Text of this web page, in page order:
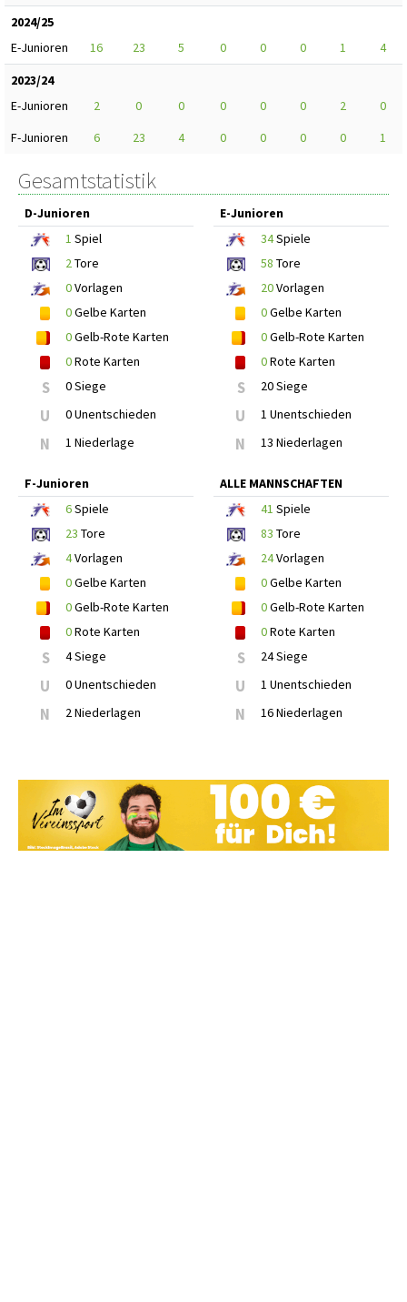
2024/25
E-Junioren
16 23 5 0 0 0 1
4
2023/24
E-Junioren
2 0 0 0 0 0 2
0
F-Junioren
6 23 4 0 0 0 0 1
Gesamtstatistik
D-Junioren
1 Spiel
2 Tore
0Vorlagen
0Gelbe Karten
0Gelb-Rote Karten
0Rote Karten
S 0 Siege
U 0 Unentschieden
N 1 Niederlage
E-Junioren
34Spiele
58 Tore
20Vorlagen
0Gelbe Karten
0Gelb-Rote Karten
0Rote Karten
S 20 Siege
U 1 Unentschieden
N 13 Niederlagen
F-Junioren
6Spiele
23 Tore
4Vorlagen
0Gelbe Karten
0Gelb-Rote Karten
0Rote Karten
S 4 Siege
U 0 Unentschieden
N 2 Niederlagen
ALLE MANNSCHAFTEN
41 Spiele
83 Tore
24Vorlagen
0Gelbe Karten
0Gelb-Rote Karten
0Rote Karten
S 24 Siege
U 1 Unentschieden
N 16 Niederlagen